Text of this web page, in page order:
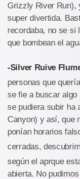
Grizzly River Run),
super divertida.
recordaba, no se si
que bombean el
-Silver Ruive
personas que
se fie a buscar algo
se pudiera subir ha
Canyon) y así, que
ponían horarios
cerradas,
según el aprque
abierta. No